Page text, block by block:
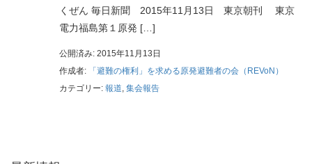
くぜん 毎日新聞 2015年11月13日 東京朝刊 東京
電力福島第１原発 […]
公開済み: 2015年11月13日
作成者:
「避難の権利」を求める原発避難者の会（REVoN）
カテゴリー: 報道 集会報告